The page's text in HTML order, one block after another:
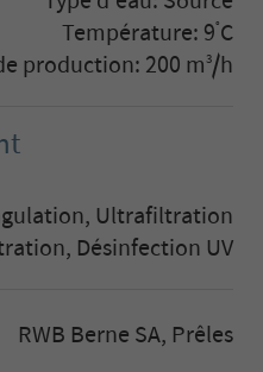
Température: 9°C
production: 200 m3/h
Ultrafiltration
Désinfection UV
RWB Berne SA, Prêles